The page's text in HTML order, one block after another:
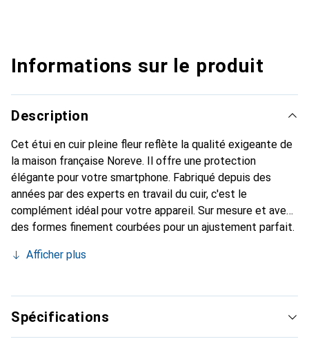
Informations sur le produit
Description
Cet étui en cuir pleine fleur reflète la qualité exigeante de
la maison française Noreve. Il offre une protection
élégante pour votre smartphone. Fabriqué depuis des
années par des experts en travail du cuir, c'est le
complément idéal pour votre appareil. Sur mesure et avec
des formes finement courbées pour un ajustement parfait.
smartphone. La marque Noreve est reconnue
constitue toujours un bon choix pour le client exigeant.
Afficher plus
Spécifications